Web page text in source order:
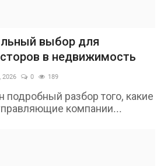
выбор для
в недвижимость
2026 0 189
разбор того, какие
компании...